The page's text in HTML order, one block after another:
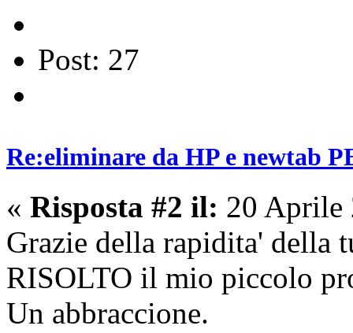
Post: 27
Re:eliminare da HP e newtab
« Risposta #2 il: 20 Aprile
Grazie della rapidita' della
RISOLTO il mio piccolo
Un abbraccione.